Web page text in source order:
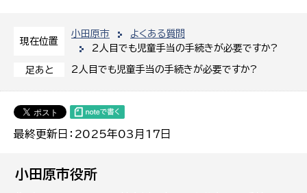
現在位置
小田原市
よくある質問
2人目でも児童手当の手続きが必要ですか?
足あと 2人目でも児童手当の手続きが必要ですか?
最終更新日：2025年03月17日
小田原市役所